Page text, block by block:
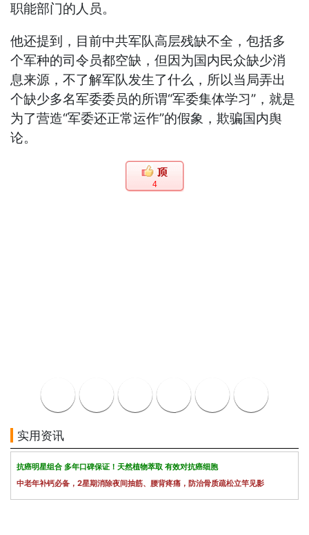
职能部门的人员。
他还提到，目前中共军队高层残缺不全，包括多
个军种的司令员都空缺，但因为国内民众缺少消
息来源，不了解军队发生了什么，所以当局弄出
个缺少多名军委委员的所谓“军委集体学习”，就是
为了营造“军委还正常运作”的假象，欺骗国内舆
论。
4
实用资讯
抗癌明星组合 多年口碑保证！天然植物萃取 有效对抗癌细胞
中老年补钙必备，2星期消除夜间抽筋、腰背疼痛，防治骨质疏松立竿见影